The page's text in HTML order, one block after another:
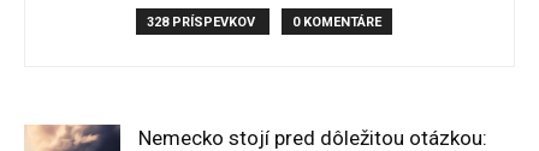
328 PRÍSPEVKOV 0 KOMENTÁRE
Nemecko stojí pred dôležitou otázkou: